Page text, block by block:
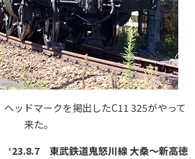
ッドマークを掲出したC11 325がやって
来た。
‘23.8.7 東武鉄道鬼怒川線 大桑～新高徳